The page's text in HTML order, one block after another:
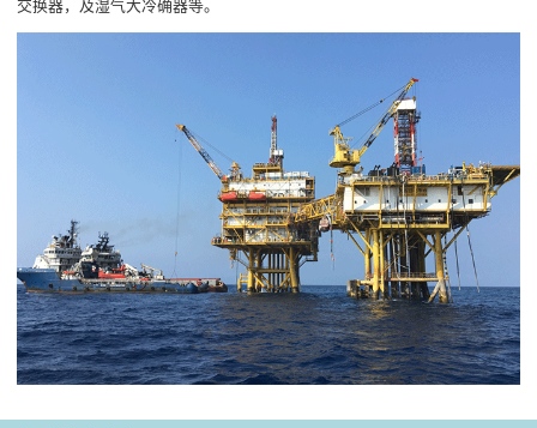
交换器，及湿气大冷确器等。